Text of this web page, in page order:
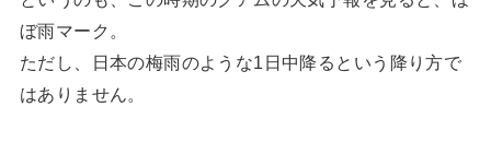
ぼ雨マーク。
ただし、日本の梅雨のような1日中降るという降り方で
はありません。